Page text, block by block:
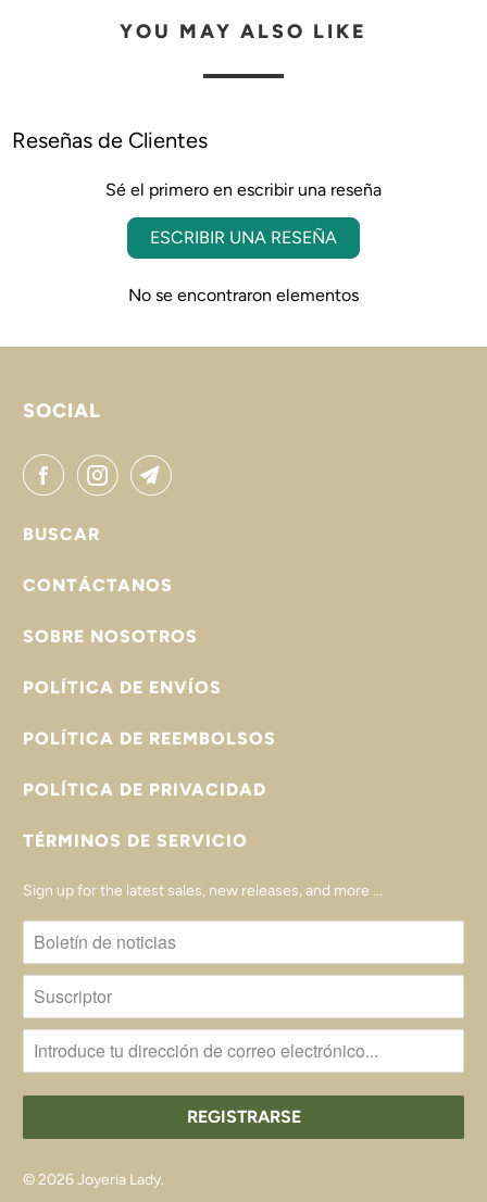
YOU MAY ALSO LIKE
Reseñas de Clientes
Sé el primero en escribir una reseña
ESCRIBIR UNA RESEÑA
No se encontraron elementos
SOCIAL
BUSCAR
CONTÁCTANOS
SOBRE NOSOTROS
POLÍTICA DE ENVÍOS
POLÍTICA DE REEMBOLSOS
POLÍTICA DE PRIVACIDAD
TÉRMINOS DE SERVICIO
Sign up for the latest sales, new releases, and more ...
© 2026Joyeria Lady.